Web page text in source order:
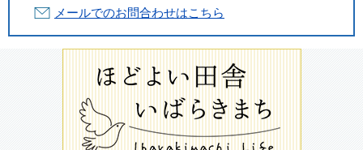
メールでのお問合わせはこちら